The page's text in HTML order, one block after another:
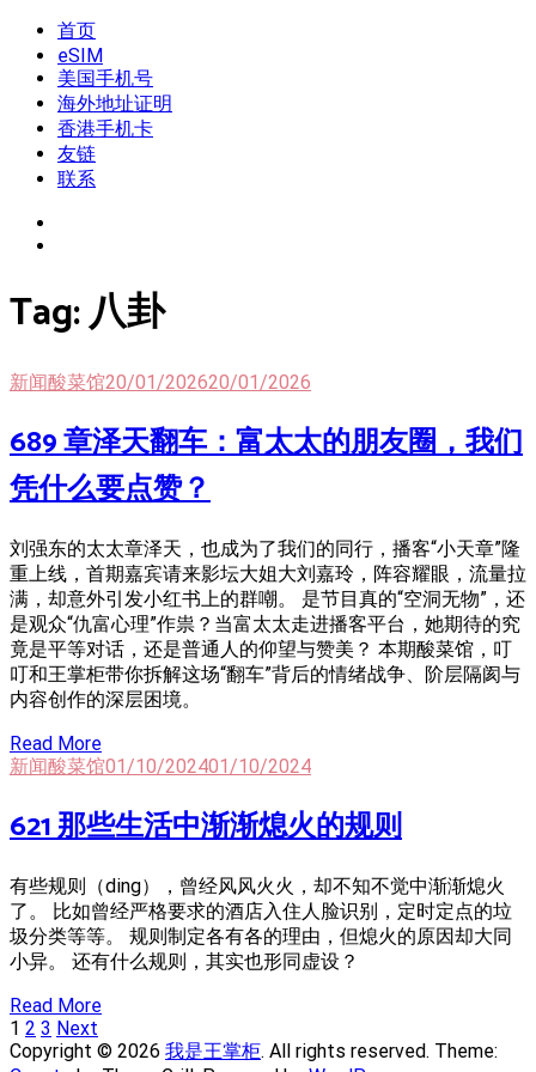
Skip
content
我是王掌柜
新闻酸菜馆|极客电台|自媒体联盟
首页
eSIM
美国手机号
海外地址证明
香港手机卡
友链
联系
Tag:八卦
新闻酸菜馆20/01/202620/01/2026
689 章泽天翻车：富太太的朋友圈，我们
凭什么要点赞？
刘强东的太太章泽天，也成为了我们的同行，播客“小天章”隆
重上线，首期嘉宾请来影坛大姐大刘嘉玲，阵容耀眼，流量拉
满，却意外引发小红书上的群嘲。 是节目真的“空洞无物”，还
是观众“仇富心理”作祟？当富太太走进播客平台，她期待的究
竟是平等对话，还是普通人的仰望与赞美？ 本期酸菜馆，叮
叮和王掌柜带你拆解这场“翻车”背后的情绪战争、阶层隔阂与
内容创作的深层困境。
Read More
新闻酸菜馆01/10/202401/10/2024
621 那些生活中渐渐熄火的规则
有些规则（ding），曾经风风火火，却不知不觉中渐渐熄火
了。 比如曾经严格要求的酒店入住人脸识别，定时定点的垃
圾分类等等。 规则制定各有各的理由，但熄火的原因却大同
小异。 还有什么规则，其实也形同虚设？
Read More
Posts
Navigation
Page
1 Page
2 Page
3 Next
Copyright © 2026 我是王掌柜. All rights reserved. Theme: